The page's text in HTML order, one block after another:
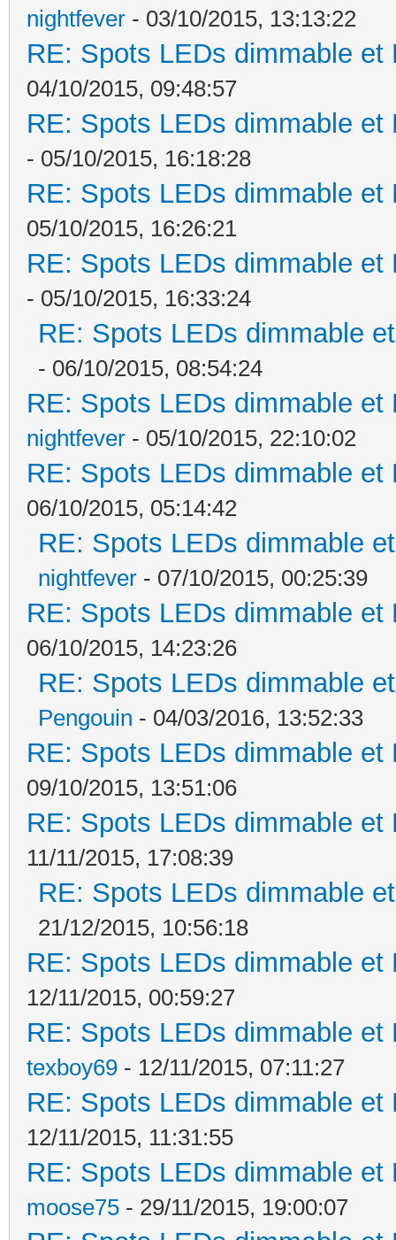
nightfever - 03/10/2015, 13:13:22
RE: Spots LEDs dimmable
04/10/2015, 09:48:57
RE: Spots LEDs dimmable
- 05/10/2015, 16:18:28
RE: Spots LEDs dimmable
05/10/2015, 16:26:21
RE: Spots LEDs dimmable
- 05/10/2015, 16:33:24
RE: Spots LEDs dimmable
- 06/10/2015, 08:54:24
RE: Spots LEDs dimmable
nightfever - 05/10/2015, 22:10:02
RE: Spots LEDs dimmable
06/10/2015, 05:14:42
RE: Spots LEDs dimmable
nightfever - 07/10/2015, 00:25:39
RE: Spots LEDs dimmable
06/10/2015, 14:23:26
RE: Spots LEDs dimmable
Pengouin - 04/03/2016, 13:52:33
RE: Spots LEDs dimmable
09/10/2015, 13:51:06
RE: Spots LEDs dimmable
11/11/2015, 17:08:39
RE: Spots LEDs dimmable
21/12/2015, 10:56:18
RE: Spots LEDs dimmable
12/11/2015, 00:59:27
RE: Spots LEDs dimmable
texboy69 - 12/11/2015, 07:11:27
RE: Spots LEDs dimmable
12/11/2015, 11:31:55
RE: Spots LEDs dimmable
moose75 - 29/11/2015, 19:00:07